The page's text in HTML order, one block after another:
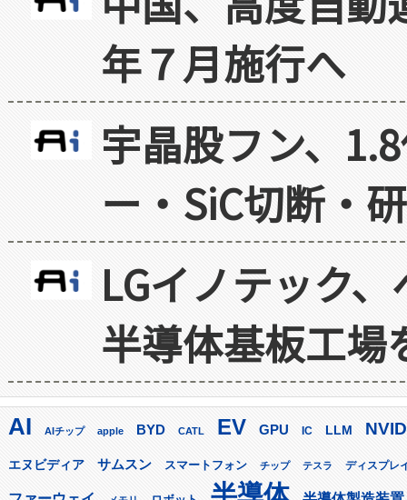
年７月施行へ
宇晶股フン、
ー・SiC切断・
LGイノテック
半導体基板工場
AI AIチップ apple BYD CATL EV GPU IC LLM
エヌビディア サムスン スマートフォン チップ テスラ ディスプレ